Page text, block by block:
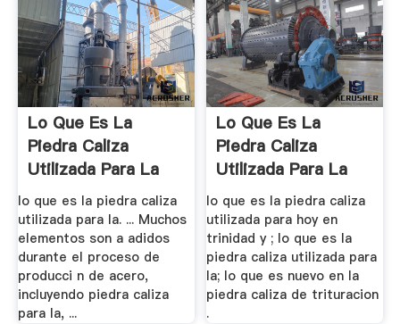
Lo Que Es La
Piedra Caliza
Utilizada Para La
lo que es la piedra caliza
utilizada para la. ... Muchos
elementos son a adidos
durante el proceso de
producci n de acero,
incluyendo piedra caliza
para la, ...
Lo Que Es La
Piedra Caliza
Utilizada Para La
lo que es la piedra caliza
utilizada para hoy en
trinidad y ; lo que es la
piedra caliza utilizada para
la; lo que es nuevo en la
piedra caliza de trituracion
.